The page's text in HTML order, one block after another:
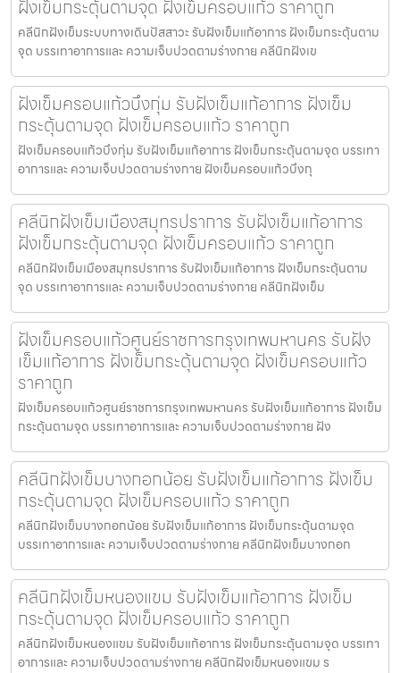
ฝังเข็มกระตุ้นตามจุด ฝังเข็มครอบแก้ว ราคาถูก
คลีนิกฝังเข็มระบบทางเดินปัสสาวะ รับฝังเข็มแก้อาการ ฝังเข็มกระตุ้นตาม
จุด บรรเทาอาการและ ความเจ็บปวดตามร่างกาย คลีนิกฝังเข
ฝังเข็มครอบแก้วบึงกุ่ม รับฝังเข็มแก้อาการ ฝังเข็ม
กระตุ้นตามจุด ฝังเข็มครอบแก้ว ราคาถูก
ฝังเข็มครอบแก้วบึงกุ่ม รับฝังเข็มแก้อาการ ฝังเข็มกระตุ้นตามจุด บรรเทา
อาการและ ความเจ็บปวดตามร่างกาย ฝังเข็มครอบแก้วบึงกุ
คลีนิกฝังเข็มเมืองสมุทรปราการ รับฝังเข็มแก้อาการ
ฝังเข็มกระตุ้นตามจุด ฝังเข็มครอบแก้ว ราคาถูก
คลีนิกฝังเข็มเมืองสมุทรปราการ รับฝังเข็มแก้อาการ ฝังเข็มกระตุ้นตาม
จุด บรรเทาอาการและ ความเจ็บปวดตามร่างกาย คลีนิกฝังเข็ม
ฝังเข็มครอบแก้วศูนย์ราชการกรุงเทพมหานคร รับฝัง
เข็มแก้อาการ ฝังเข็มกระตุ้นตามจุด ฝังเข็มครอบแก้ว
ราคาถูก
ฝังเข็มครอบแก้วศูนย์ราชการกรุงเทพมหานคร รับฝังเข็มแก้อาการ ฝังเข็ม
กระตุ้นตามจุด บรรเทาอาการและ ความเจ็บปวดตามร่างกาย ฝัง
คลีนิกฝังเข็มบางกอกน้อย รับฝังเข็มแก้อาการ ฝังเข็ม
กระตุ้นตามจุด ฝังเข็มครอบแก้ว ราคาถูก
คลีนิกฝังเข็มบางกอกน้อย รับฝังเข็มแก้อาการ ฝังเข็มกระตุ้นตามจุด
บรรเทาอาการและ ความเจ็บปวดตามร่างกาย คลีนิกฝังเข็มบางกอก
คลีนิกฝังเข็มหนองแขม รับฝังเข็มแก้อาการ ฝังเข็ม
กระตุ้นตามจุด ฝังเข็มครอบแก้ว ราคาถูก
คลีนิกฝังเข็มหนองแขม รับฝังเข็มแก้อาการ ฝังเข็มกระตุ้นตามจุด บรรเทา
อาการและ ความเจ็บปวดตามร่างกาย คลีนิกฝังเข็มหนองแขม ร